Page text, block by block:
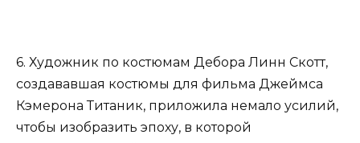
6. Художник по костюмам Дебора Линн Скотт,
создававшая костюмы для фильма Джеймса
Кэмерона Титаник, приложила немало усилий,
чтобы изобразить эпоху, в которой